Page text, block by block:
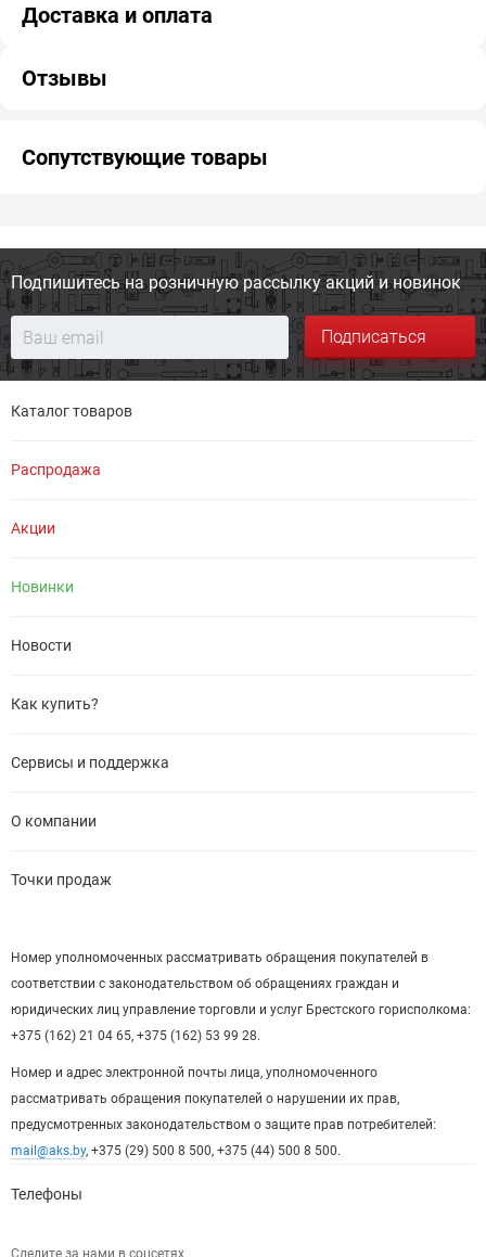
Доставка и оплата
Отзывы
Сопутствующие товары
Подпишитесь на розничную рассылку акций и новинок
Подписаться
Каталог товаров
Распродажа
Акции
Новинки
Новости
Как купить?
Сервисы и поддержка
О компании
Точки продаж
Номер уполномоченных рассматривать обращения покупателей в
соответствии с законодательством об обращениях граждан и
юридических лиц управление торговли и услуг Брестского горисполкома:
+375 (162) 21 04 65, +375 (162) 53 99 28.
Номер и адрес электронной почты лица, уполномоченного
рассматривать обращения покупателей о нарушении их прав,
предусмотренных законодательством о защите прав потребителей:
mail@aks.by, +375 (29) 500 8 500, +375 (44) 500 8 500.
Телефоны
Следите за нами в соцсетях